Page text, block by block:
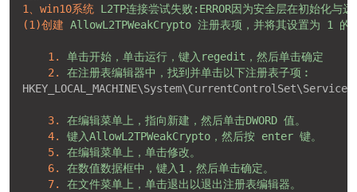
1、win10系统 L2TP连接尝试失败:ERROR因为安全层在初始化与
(1)创建 AllowL2TPWeakCrypto 注册表项，并将其设置为 1 的
1.
单击开始，单击运行，键入regedit，然后单击确定
2.
在注册表编辑器中，找到并单击以下注册表子项︰
3.
在编辑菜单上，指向新建，然后单击DWORD 值。
4.
键入AllowL2TPWeakCrypto，然后按 enter 键。
5.
在编辑菜单上，单击修改。
6.
在数值数据框中，键入1，然后单击确定。
7.
在文件菜单上，单击退出以退出注册表编辑器。